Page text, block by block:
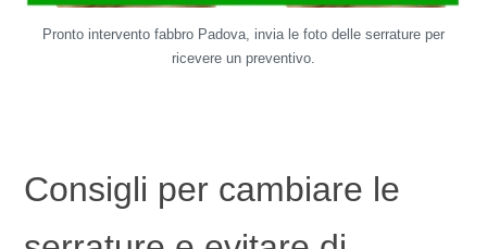
Pronto intervento fabbro Padova, invia le foto delle serrature per
ricevere un preventivo.
Consigli per cambiare le